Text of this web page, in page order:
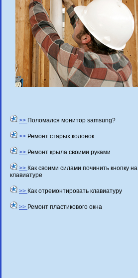
>> Поломался монитор samsung?
>> Ремонт старых колонок
>> Ремонт крыла своими руками
>> Как своими силами починить кнопку на
клавиатуре
>> Как отремонтировать клавиатуру
>> Ремонт пластикового окна